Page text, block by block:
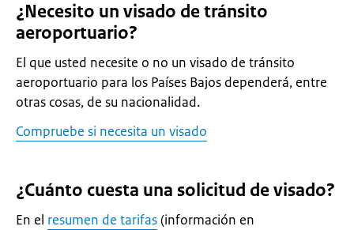
¿Necesito un visado de tránsito
aeroportuario?
El que usted necesite o no un visado de tránsito
aeroportuario para los Países Bajos dependerá, entre
otras cosas, de su nacionalidad.
Compruebe si necesita un visado
¿Cuánto cuesta una solicitud de visado?
En el resumen de tarifas(información en